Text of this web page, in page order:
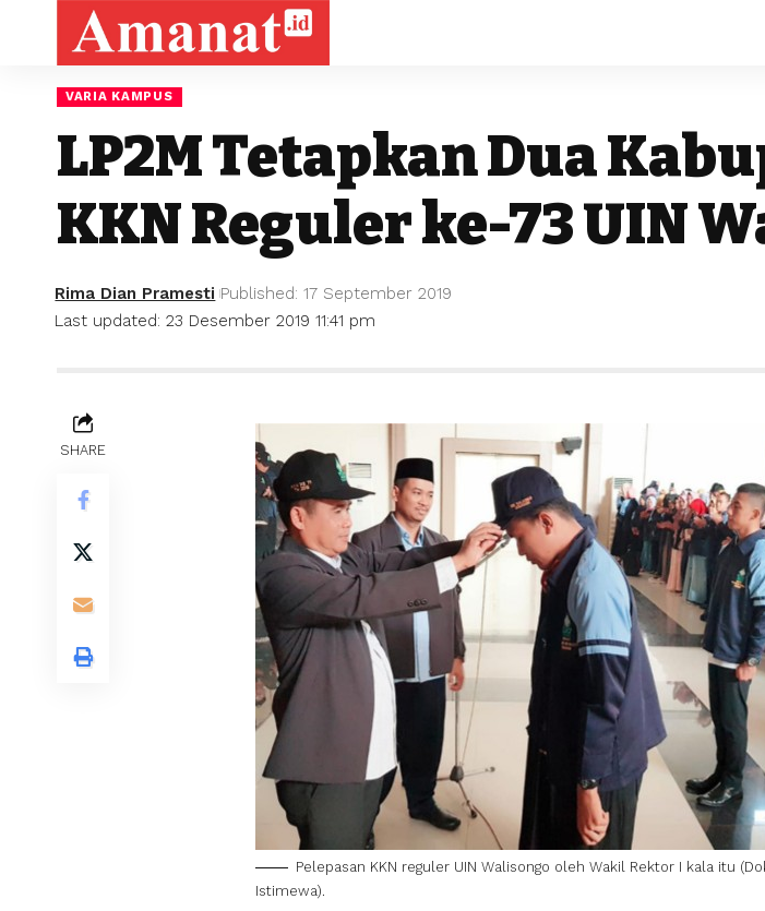
VARIA KAMPUS
LP2M Tetapkan Dua
KKN Reguler ke-73 UIN
Last updated: 23 Desember 2019 11:41 pm
Rima Dian Pramesti Published: 17 September 2019
SHARE
Pelepasan KKN reguler UIN Walisongo oleh Wakil Rektor I kala itu
Istimewa).